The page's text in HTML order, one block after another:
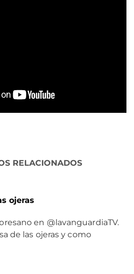
RELACIONADOS
ojeras
en @lavanguardiaTV.
de las ojeras y como